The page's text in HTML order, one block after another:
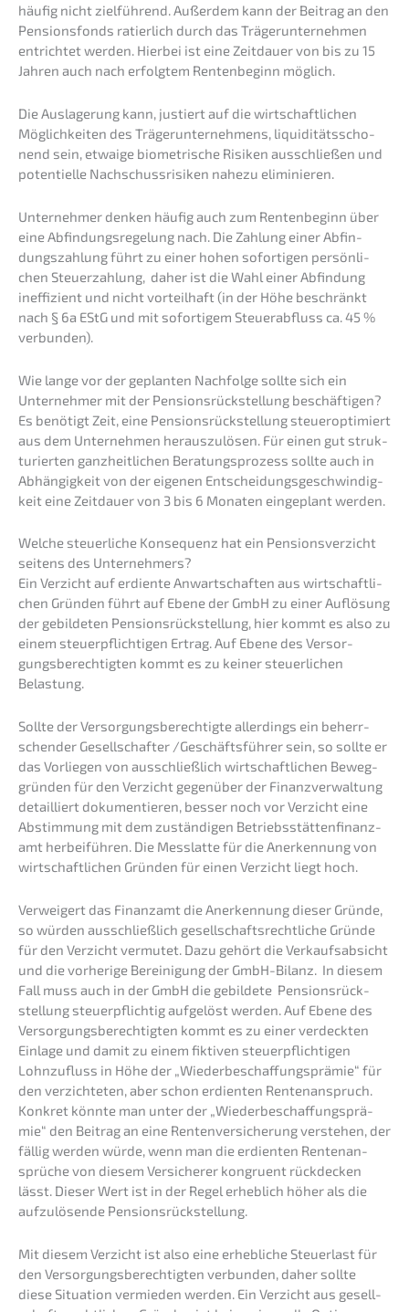
häufig nicht zielfüh­rend. Außer­dem kann der Beitrag an den
Pensi­ons­fonds ratier­lich durch das Träger­un­ter­neh­men
entrich­tet werden. Hierbei ist eine Zeitdau­er von bis zu 15
Jahren auch nach erfolg­tem Renten­be­ginn möglich.
Die Ausla­ge­rung kann, justiert auf die wirtschaft­li­chen
Möglich­kei­ten des Träger­un­ter­neh­mens, liqui­di­täts­scho­
nend sein, etwaige biome­tri­sche Risiken ausschlie­ßen und
poten­ti­el­le Nachschuss­ri­si­ken nahezu eliminieren.
Unter­neh­mer denken häufig auch zum Renten­be­ginn über
eine Abfin­dungs­re­ge­lung nach. Die Zahlung einer Abfin­
dungs­zah­lung führt zu einer hohen sofor­ti­gen persön­li­
chen Steuer­zah­lung, daher ist die Wahl einer Abfin­dung
ineffi­zi­ent und nicht vorteil­haft (in der Höhe beschränkt
nach § 6a EStG und mit sofor­ti­gem Steuer­ab­fluss ca. 45 %
verbunden).
Wie lange vor der geplan­ten Nachfol­ge sollte sich ein
Unter­neh­mer mit der Pensi­ons­rück­stel­lung beschäftigen?
Es benötigt Zeit, eine Pensi­ons­rück­stel­lung steuer­op­ti­miert
aus dem Unter­neh­men heraus­zu­lö­sen. Für einen gut struk­
tu­rier­ten ganzheit­li­chen Beratungs­pro­zess sollte auch in
Abhän­gig­keit von der eigenen Entschei­dungs­ge­schwin­dig­
keit eine Zeitdau­er von 3 bis 6 Monaten einge­plant werden.
Welche steuer­li­che Konse­quenz hat ein Pensi­ons­ver­zicht
seitens des Unternehmers?
Ein Verzicht auf erdien­te Anwart­schaf­ten aus wirtschaft­li­
chen Gründen führt auf Ebene der GmbH zu einer Auflö­sung
der gebil­de­ten Pensi­ons­rück­stel­lung, hier kommt es also zu
einem steuer­pflich­ti­gen Ertrag. Auf Ebene des Versor­
gungs­be­rech­tig­ten kommt es zu keiner steuer­li­chen
Belastung.
Sollte der Versor­gungs­be­rech­tig­te aller­dings ein beherr­
schen­der Gesell­schaf­ter /Geschäftsführer sein, so sollte er
das Vorlie­gen von ausschließ­lich wirtschaft­li­chen Beweg­
grün­den für den Verzicht gegen­über der Finanz­ver­wal­tung
detail­liert dokumen­tie­ren, besser noch vor Verzicht eine
Abstim­mung mit dem zustän­di­gen Betriebs­stät­ten­fi­nanz­
amt herbei­füh­ren. Die Messlat­te für die Anerken­nung von
wirtschaft­li­chen Gründen für einen Verzicht liegt hoch.
Verwei­gert das Finanz­amt die Anerken­nung dieser Gründe,
so würden ausschließ­lich gesell­schafts­recht­li­che Gründe
für den Verzicht vermu­tet. Dazu gehört die Verkaufs­ab­sicht
und die vorhe­ri­ge Berei­ni­gung der GmbH-Bilanz. In diesem
Fall muss auch in der GmbH die gebil­de­te Pensi­ons­rück­
stel­lung steuer­pflich­tig aufge­löst werden. Auf Ebene des
Versor­gungs­be­rech­tig­ten kommt es zu einer verdeck­ten
Einla­ge und damit zu einem fikti­ven steuer­pflich­ti­gen
Lohnzu­fluss in Höhe der „Wieder­be­schaf­fungs­prä­mie“ für
den verzich­te­ten, aber schon erdien­ten Renten­an­spruch.
Konkret könnte man unter der „Wieder­be­schaf­fungs­prä­
mie“ den Beitrag an eine Renten­ver­si­che­rung verste­hen, der
fällig werden würde, wenn man die erdien­ten Renten­an­
sprü­che von diesem Versi­che­rer kongru­ent rückde­cken
lässt. Dieser Wert ist in der Regel erheb­lich höher als die
aufzu­lö­sen­de Pensionsrückstellung.
Mit diesem Verzicht ist also eine erheb­li­che Steuer­last für
den Versor­gungs­be­rech­tig­ten verbun­den, daher sollte
diese Situa­ti­on vermie­den werden. Ein Verzicht aus gesell­